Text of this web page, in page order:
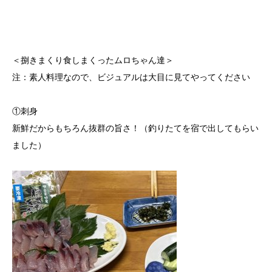
＜捌きまくり食しまくったムロちゃん達＞
注：素人料理なので、ビジュアルは大目に見てやってください
①刺身
新鮮だからもちろん抜群の旨さ！（釣りたてを宿で出してもらい
ました）